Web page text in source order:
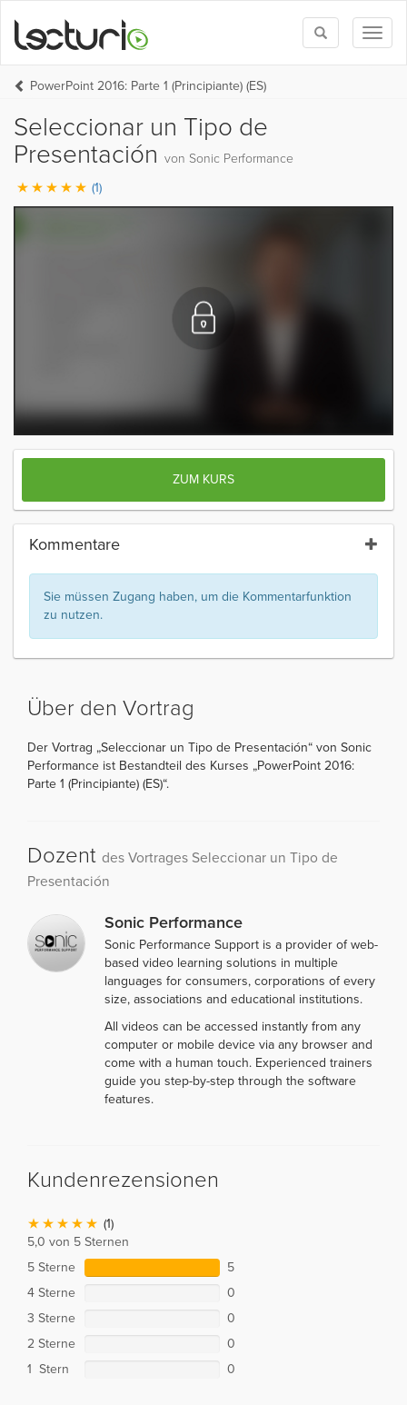
Toggle
search
PowerPoint 2016: Parte 1 (Principiante) (ES)
Seleccionar un Tipo de
Presentación von Sonic Performance
(1)
ZUM KURS
Kommentare
Sie müssen Zugang haben, um die Kommentarfunktion
zu nutzen.
Über den Vortrag
Der Vortrag „Seleccionar un Tipo de Presentación“ von Sonic
Performance ist Bestandteil des Kurses „PowerPoint 2016:
Parte 1 (Principiante) (ES)“.
Dozent des Vortrages Seleccionar un Tipo de
Presentación
Sonic Performance
Sonic Performance Support is a provider of web-
based video learning solutions in multiple
languages for consumers, corporations of every
size, associations and educational institutions.
All videos can be accessed instantly from any
computer or mobile device via any browser and
come with a human touch. Experienced trainers
guide you step-by-step through the software
features.
Kundenrezensionen
(1)
5,0 von 5 Sternen
5 Sterne
5
4 Sterne
0
3 Sterne
0
2 Sterne
0
1 Stern
0